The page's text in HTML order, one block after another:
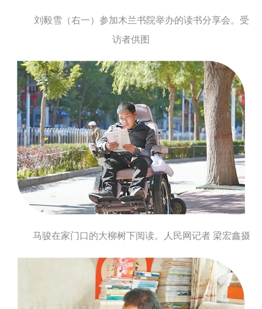
刘毅雪（右一）参加木兰书院举办的读书分享会。受
访者供图
马骏在家门口的大柳树下阅读。人民网记者 梁宏鑫摄